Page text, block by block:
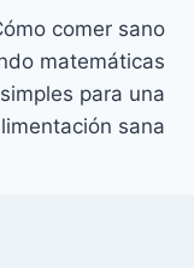
comer sano
matemáticas
simples para una
sana